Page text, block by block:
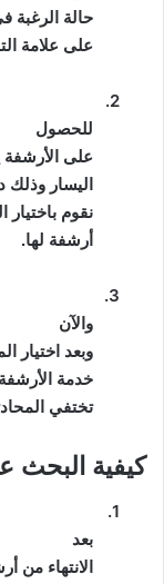
حالة الرغبة
على علامة
2.
للحصول
على
اليسار
نقوم
أرشفة لها.
3.
والآن
وبعد اختيار
خدمة
تختفي
كيفية البحث
1.
بعد
الانتهاء